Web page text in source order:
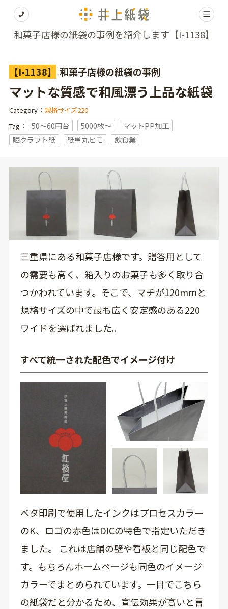
和菓子店様の紙袋の事例を紹介します【I-1138】
【I-1138】 和菓子店様の紙袋の事例
マットな質感で和風漂う上品な紙袋
Category： 規格サイズ220
Tag：
50～60円台 5000枚〜
マットPP加工
晒クラフト紙
紙単丸ヒモ 飲食業
三重県にある和菓子店様です。贈答用として
の需要も高く、箱入りのお菓子も多く取り合
つかわれています。そこで、マチが120mmと
規格サイズの中で最も広く安定感のある220
ワイドを選ばれました。
すべて統一された配色でイメージ付け
ベタ印刷で使用したインクはプロセスカラー
のK、ロゴの赤色はDICの特色で指定いただき
ました。 これは店舗の壁や看板と同じ配色で
す。もちろんホームページも同色のイメージ
カラーでまとめられています。一目でこちら
の紙袋だと分かるため、宣伝効果が高いと言